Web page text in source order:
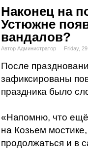
Наконец на
Устюжне
вандалов?
Автор Администратор Friday,
После
зафиксированы
праздника было
«Напомню, что ещё
на Козьем
продолжаться и в